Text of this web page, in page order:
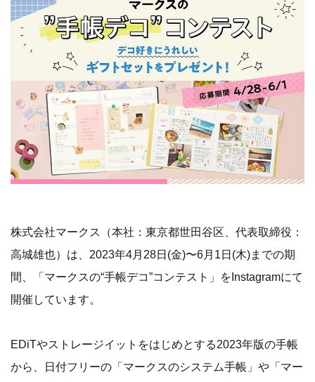
株式会社マークス（本社：東京都世田谷区、代表取締役：
高城雄也）は、2023年4月28日(金)〜6月1日(木)までの期
間、「マークスの“手帳デコ”コンテスト」をInstagramにて
開催しています。
EDiTやストレージイットをはじめとする2023年版の手帳
から、日付フリーの「マークスのシステム手帳」や「マー